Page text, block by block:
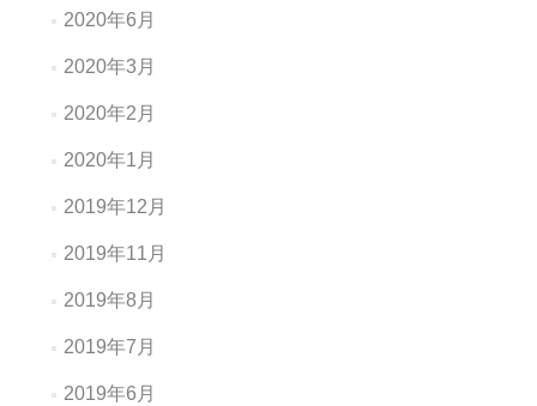
2020年6月
2020年3月
2020年2月
2020年1月
2019年12月
2019年11月
2019年8月
2019年7月
2019年6月